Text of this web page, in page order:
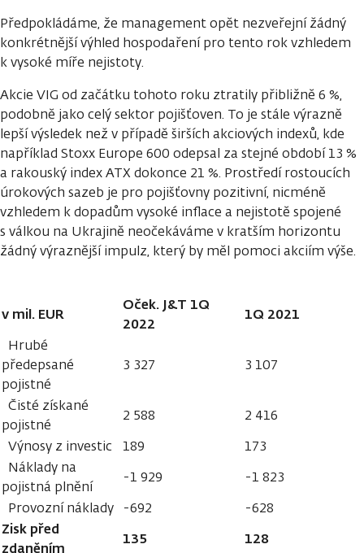
Předpokládáme, že management opět nezveřejní žádný
konkrétnější výhled hospodaření pro tento rok vzhledem
k vysoké míře nejistoty.
Akcie VIG od začátku tohoto roku ztratily přibližně 6 %,
podobně jako celý sektor pojišťoven. To je stále výrazně
lepší výsledek než v případě širších akciových indexů, kde
například Stoxx Europe 600 odepsal za stejné období 13 %
a rakouský index ATX dokonce 21 %. Prostředí rostoucích
úrokových sazeb je pro pojišťovny pozitivní, nicméně
vzhledem k dopadům vysoké inflace a nejistotě spojené
s válkou na Ukrajině neočekáváme v kratším horizontu
žádný výraznější impulz, který by měl pomoci akciím výše.
v mil. EUR
Oček. J&T 1Q
2022
1Q 2021
Hrubé
předepsané
pojistné
3 327 3 107
Čisté získané
pojistné
2 588
2 416
Výnosy z investic
189
173
Náklady na
pojistná plnění
-1 929
-1 823
Provozní náklady -692 -628
Zisk před
zdaněním
135 128